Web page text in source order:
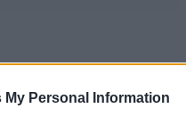
My Personal Information